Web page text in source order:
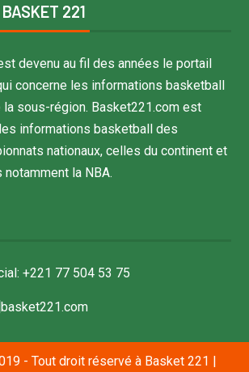
221
devenu au fil des années le portail
concerne les informations basketball
la sous-région. Basket221.com est
informations basketball des
nationaux, celles du continent et
la NBA.
+221 77 504 53 75
- Tout droit réservé à Basket 221 |